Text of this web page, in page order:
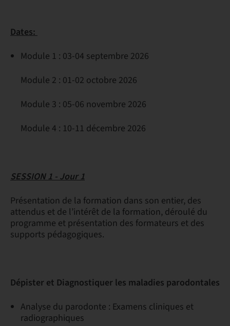
Dates:
Module 1 : 03-04 septembre 2026
Module 2 : 01-02 octobre 2026
Module 3 : 05-06 novembre 2026
Module 4 : 10-11 décembre 2026
SESSION 1 - Jour 1
Présentation de la formation dans son entier, des
attendus et de l’intérêt de la formation, déroulé du
programme et présentation des formateurs et des
supports pédagogiques.
Dépister et Diagnostiquer les maladies parodontales
Analyse du parodonte : Examens cliniques et
radiographiques